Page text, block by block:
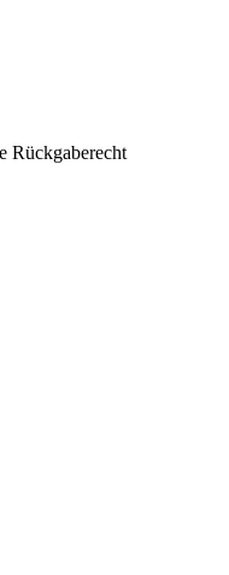
Rückgaberecht